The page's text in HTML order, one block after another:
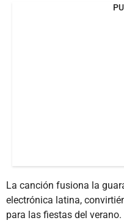
La canción fusiona la
electrónica latina,
para las fiestas del